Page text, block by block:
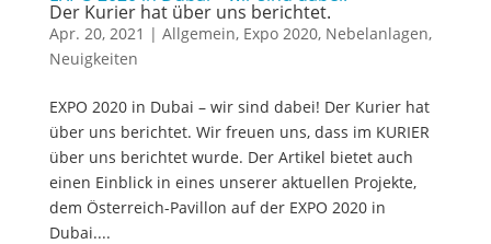
Der Kurier hat über uns berichtet.
Apr. 20, 2021 | Allgemein, Expo 2020, Nebelanlagen,
Neuigkeiten
EXPO 2020 in Dubai – wir sind dabei! Der Kurier hat
über uns berichtet. Wir freuen uns, dass im KURIER
über uns berichtet wurde. Der Artikel bietet auch
einen Einblick in eines unserer aktuellen Projekte,
dem Österreich-Pavillon auf der EXPO 2020 in
Dubai....